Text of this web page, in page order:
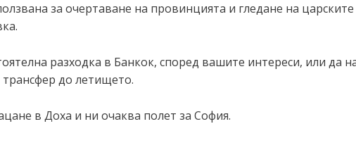
за очертаване на провинцията и гледане на
разходка в Банкок, според вашите интереси, или да
до летището.
в Доха и ни очаква полет за София.